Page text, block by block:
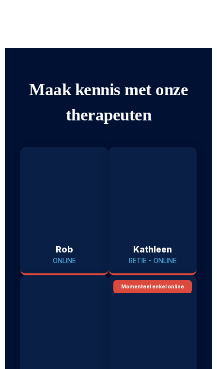
Maak kennis met onze
therapeuten
Rob
ONLINE
Kathleen
RETIE - ONLINE
Momenteel enkel online